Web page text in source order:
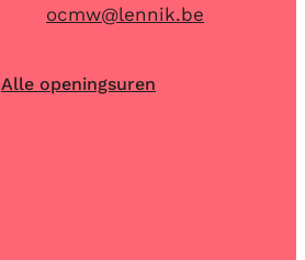
E-mailocmw@lennik.be
Alle openingsuren